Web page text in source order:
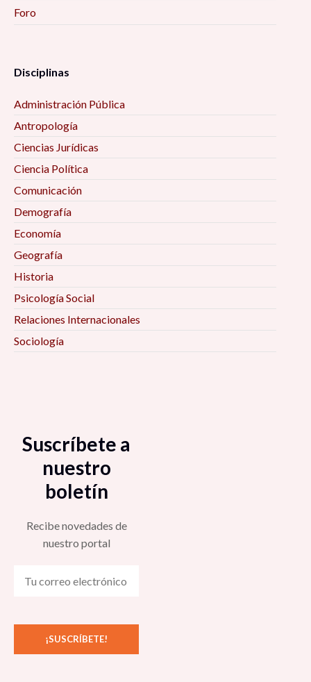
Foro
Disciplinas
Administración Pública
Antropología
Ciencias Jurídicas
Ciencia Política
Comunicación
Demografía
Economía
Geografía
Historia
Psicología Social
Relaciones Internacionales
Sociología
Suscríbete a
nuestro
boletín
Recibe novedades de
nuestro portal